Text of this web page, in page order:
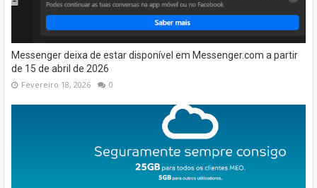
Messenger deixa de estar disponível em Messenger.com a partir
de 15 de abril de 2026
Fevereiro 18, 2026 0